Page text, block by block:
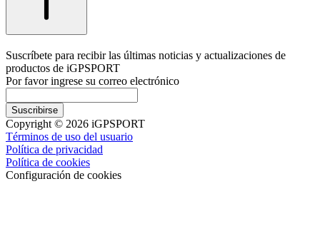
Suscríbete para recibir las últimas noticias y actualizaciones de
productos de iGPSPORT
Por favor ingrese su correo electrónico
Suscribirse
Copyright © 2026 iGPSPORT
Términos de uso del usuario
Política de privacidad
Política de cookies
Configuración de cookies